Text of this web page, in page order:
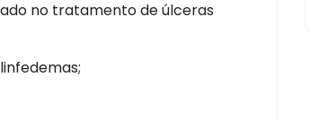
no tratamento de úlceras